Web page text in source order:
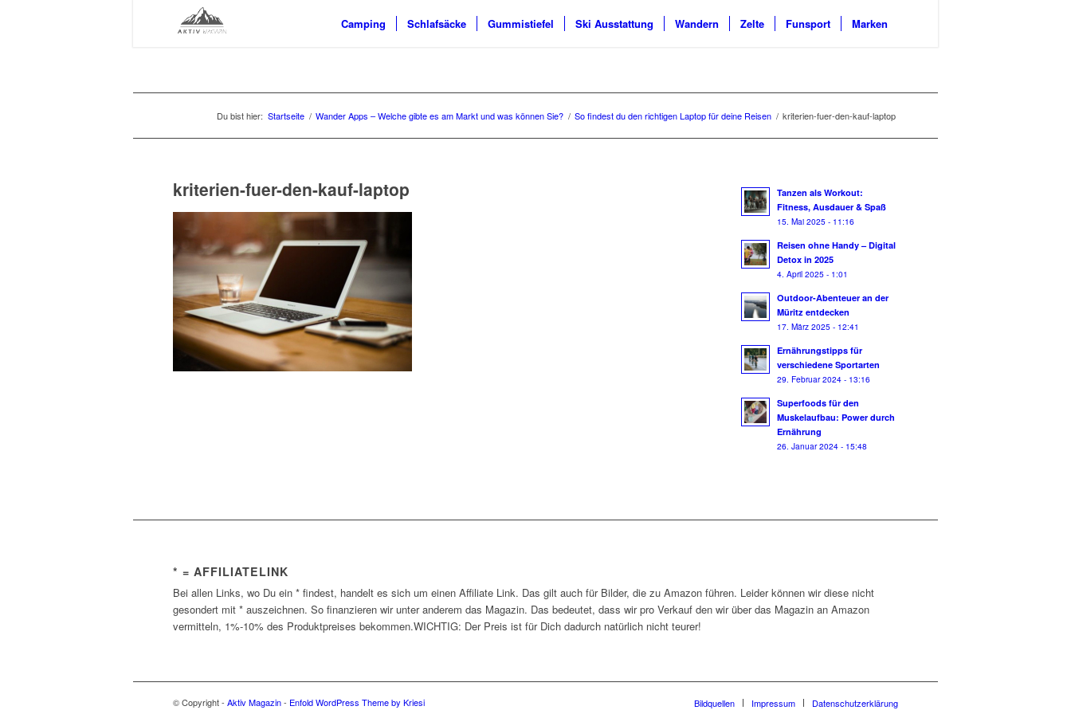
Camping Schlafsäcke Gummistiefel Ski Ausstattung Wandern Zelte Funsport Marken
Du bist hier: Startseite / Wander Apps – Welche gibte es am Markt und was können Sie? / So findest du den richtigen Laptop für deine Reisen / kriterien-fuer-den-kauf-laptop
kriterien-fuer-den-kauf-laptop
Tanzen als Workout:
Fitness, Ausdauer & Spaß
15. Mai 2025 - 11:16
Reisen ohne Handy – Digital
Detox in 2025
4. April 2025 - 1:01
Outdoor-Abenteuer an der
Müritz entdecken
17. März 2025 - 12:41
Ernährungstipps für
verschiedene Sportarten
29. Februar 2024 - 13:16
Superfoods für den
Muskelaufbau: Power durch
Ernährung
26. Januar 2024 - 15:48
* = AFFILIATELINK
Bei allen Links, wo Du ein * findest, handelt es sich um einen Affiliate Link. Das gilt auch für Bilder, die zu Amazon führen. Leider können wir diese nicht
gesondert mit * auszeichnen. So finanzieren wir unter anderem das Magazin. Das bedeutet, dass wir pro Verkauf den wir über das Magazin an Amazon
vermitteln, 1%-10% des Produktpreises bekommen.WICHTIG: Der Preis ist für Dich dadurch natürlich nicht teurer!
© Copyright - Aktiv Magazin- Enfold WordPress Theme by Kriesi Bildquellen Impressum Datenschutzerklärung